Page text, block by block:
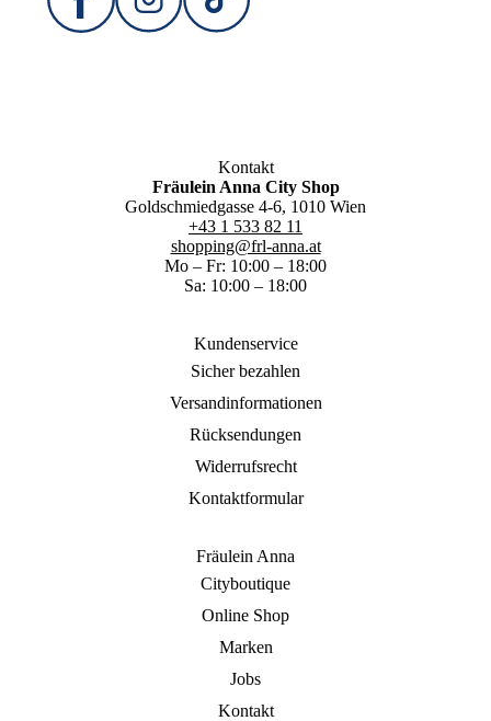
Kontakt
Fräulein Anna City Shop
Goldschmiedgasse 4-6, 1010 Wien
+43 1 533 82 11
shopping@frl-anna.at
Mo – Fr: 10:00 – 18:00
Sa: 10:00 – 18:00
Kundenservice
Sicher bezahlen
Versandinformationen
Rücksendungen
Widerrufsrecht
Kontaktformular
Fräulein Anna
Cityboutique
Online Shop
Marken
Jobs
Kontakt